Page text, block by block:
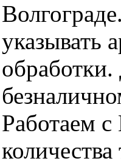
указывать
Работаем